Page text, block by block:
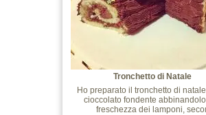
Tronchetto di Natale
Ho preparato il tronchetto di natale
cioccolato fondente
freschezza dei lamponi,